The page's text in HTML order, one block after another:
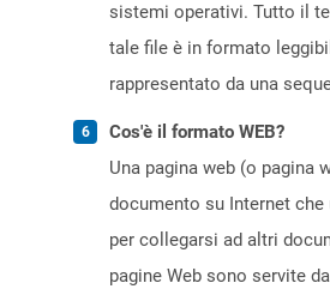
sistemi operativi. Tutto il
tale file è in formato
rappresentato da una
Cos'è il formato WEB?
Una pagina web (o pagina
documento su Internet
per collegarsi ad altri
pagine Web sono servite